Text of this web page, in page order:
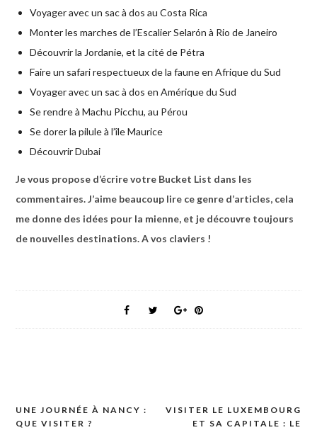
Voyager avec un sac à dos au Costa Rica
Monter les marches de l’Escalier Selarón à Rio de Janeiro
Découvrir la Jordanie, et la cité de Pétra
Faire un safari respectueux de la faune en Afrique du Sud
Voyager avec un sac à dos en Amérique du Sud
Se rendre à Machu Picchu, au Pérou
Se dorer la pilule à l’île Maurice
Découvrir Dubai
Je vous propose d’écrire votre Bucket List dans les
commentaires. J’aime beaucoup lire ce genre d’articles, cela
me donne des idées pour la mienne, et je découvre toujours
de nouvelles destinations. A vos claviers !
Navigation
UNE JOURNÉE À NANCY :
QUE VISITER ?
VISITER LE LUXEMBOURG
ET SA CAPITALE : LE